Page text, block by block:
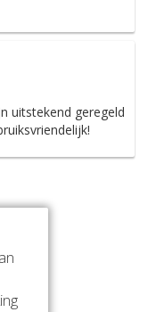
uitstekend geregeld